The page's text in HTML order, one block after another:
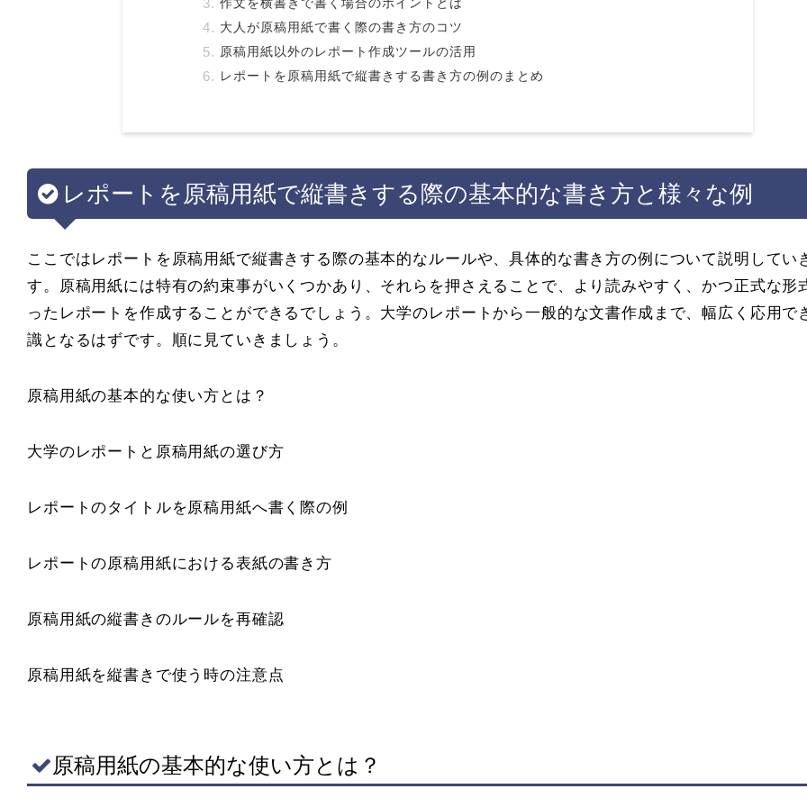
作文を横書きで書く場合のポイントとは
大人が原稿用紙で書く際の書き方のコツ
原稿用紙以外のレポート作成ツールの活用
レポートを原稿用紙で縦書きする書き方の例のまとめ
レポートを原稿用紙で縦書きする際の基本的な書き方と様々な例
ここではレポートを原稿用紙で縦書きする際の基本的なルールや、具体的な書き方の例について説明してい
す。原稿用紙には特有の約束事がいくつかあり、それらを押さえることで、より読みやすく、かつ正式な形
ったレポートを作成することができるでしょう。大学のレポートから一般的な文書作成まで、幅広く応用で
識となるはずです。順に見ていきましょう。
原稿用紙の基本的な使い方とは？
大学のレポートと原稿用紙の選び方
レポートのタイトルを原稿用紙へ書く際の例
レポートの原稿用紙における表紙の書き方
原稿用紙の縦書きのルールを再確認
原稿用紙を縦書きで使う時の注意点
原稿用紙の基本的な使い方とは？